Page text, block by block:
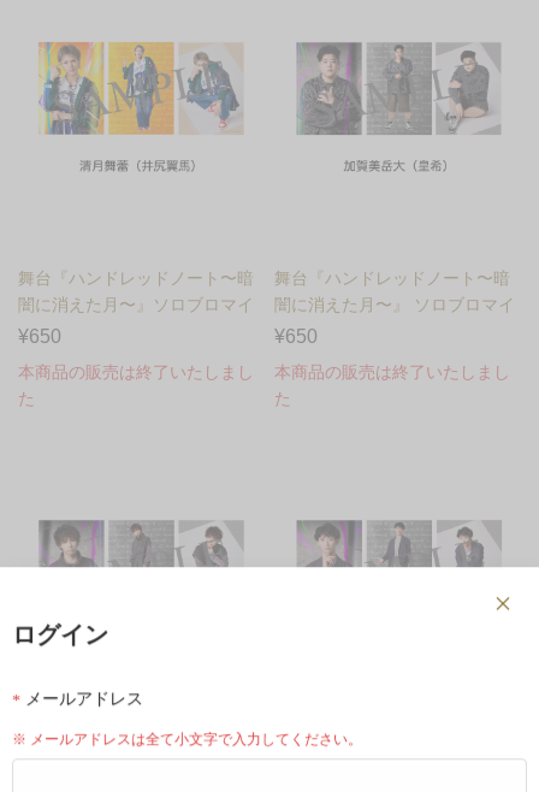
ログイン
メールアドレス
※ メールアドレスは全て小文字で入力してください。
舞台『ハンドレッドノート〜暗
闇に消えた月〜』ソロブロマイ
ド 清月舞蕾（井尻翼馬）...
¥650
本商品の販売は終了いたしまし
た
舞台『ハンドレッドノート〜暗
闇に消えた月〜』 ソロブロマイ
ド 加賀美岳大（皇希）...
¥650
本商品の販売は終了いたしまし
た
舞台『ハンドレッドノート〜暗
舞台『ハンドレッドノート〜暗